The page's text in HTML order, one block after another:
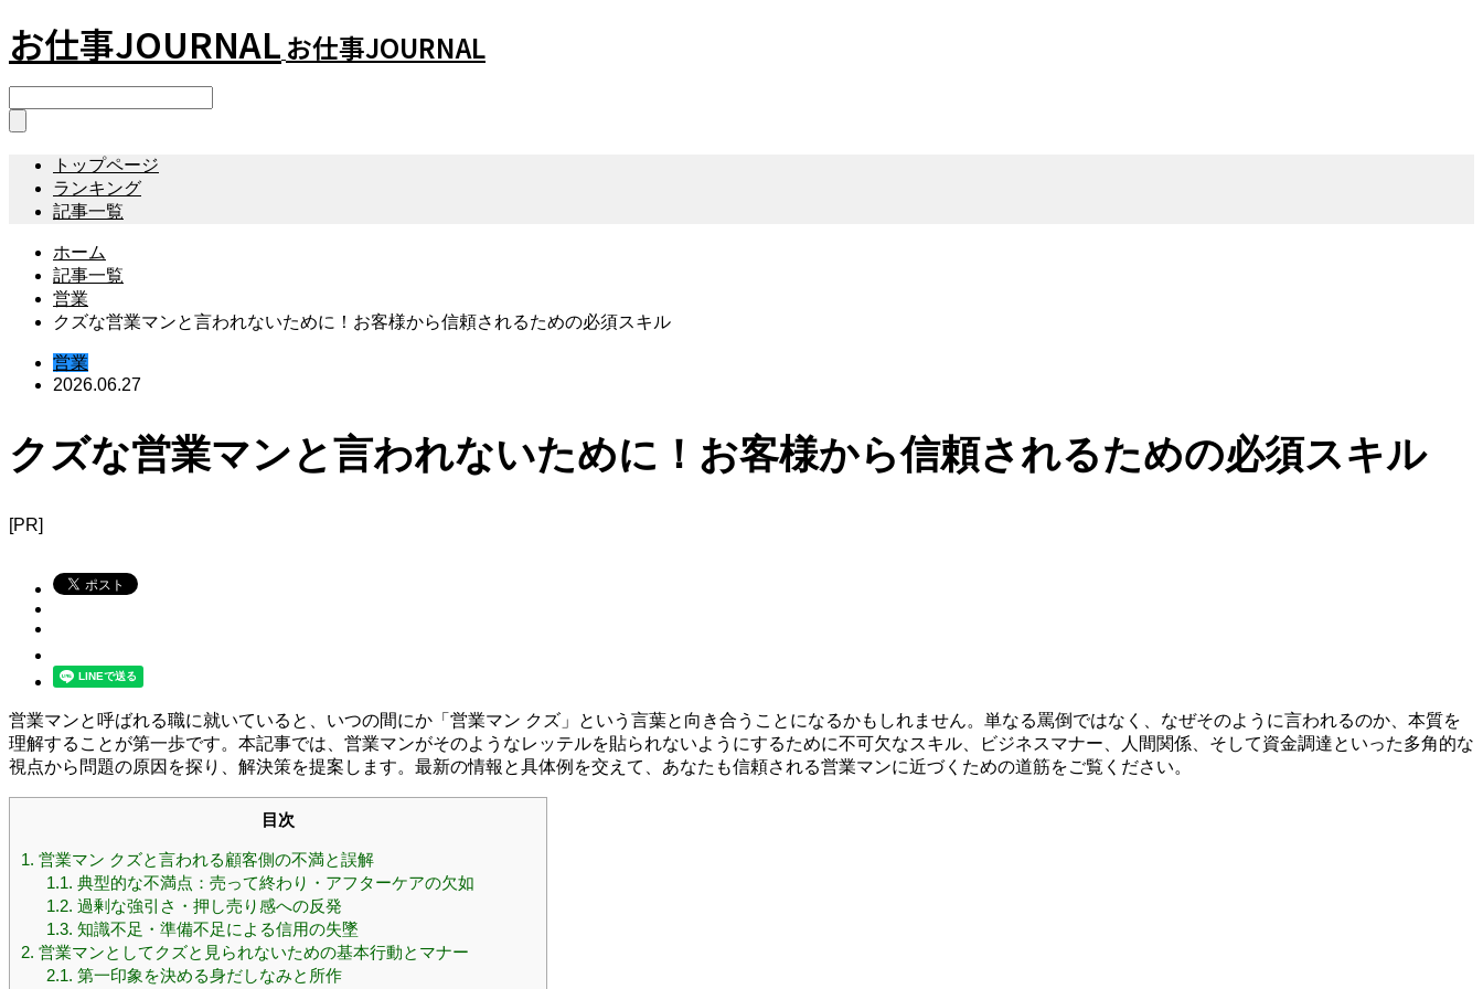
お仕事JOURNAL お仕事JOURNAL
トップページ
ランキング
記事一覧
ホーム
記事一覧
営業
クズな営業マンと言われないために！お客様から信頼されるための必須スキル
営業
2026.06.27
クズな営業マンと言われないために！お客様から信頼されるための必須スキル
[PR]
営業マンと呼ばれる職に就いていると、いつの間にか「営業マン クズ」という言葉と向き合うことになるかもしれません。単なる罵倒ではなく、なぜそのように言われるのか、本質を
理解することが第一歩です。本記事では、営業マンがそのようなレッテルを貼られないようにするために不可欠なスキル、ビジネスマナー、人間関係、そして資金調達といった多角的な
視点から問題の原因を探り、解決策を提案します。最新の情報と具体例を交えて、あなたも信頼される営業マンに近づくための道筋をご覧ください。
目次
1. 営業マン クズと言われる顧客側の不満と誤解
1.1. 典型的な不満点：売って終わり・アフターケアの欠如
1.2. 過剰な強引さ・押し売り感への反発
1.3. 知識不足・準備不足による信用の失墜
2. 営業マンとしてクズと見られないための基本行動とマナー
2.1. 第一印象を決める身だしなみと所作